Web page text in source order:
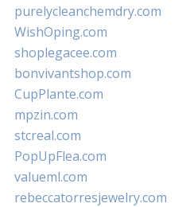
purelycleanchemdry.com
WishOping.com
shoplegacee.com
bonvivantshop.com
CupPlante.com
mpzin.com
stcreal.com
PopUpFlea.com
valueml.com
rebeccatorresjewelry.com